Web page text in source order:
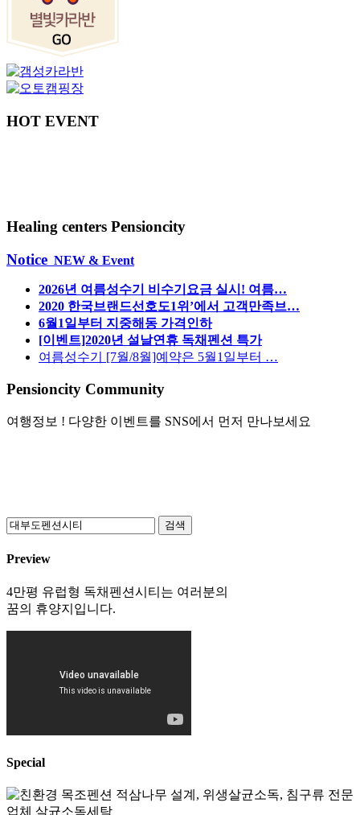
HOT EVENT
Healing centers Pensioncity
Notice NEW & Event
2026년 여름성수기 비수기요금 실시! 여름…
2020 한국브랜드선호도1위’에서 고객만족브…
6월1일부터 지중해동 가격인하
[이벤트]2020년 설날연휴 독채펜션 특가
여름성수기 [7월/8월]예약은 5월1일부터 …
Pensioncity Community
여행정보 ! 다양한 이벤트를 SNS에서 먼저 만나보세요
검색
Preview
4만평 유럽형 독채펜션시티는 여러분의
꿈의 휴양지입니다.
Special